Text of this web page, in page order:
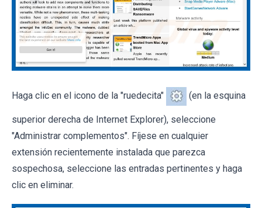
Haga clic en el icono de la "ruedecita" (en la esquina
superior derecha de Internet Explorer), seleccione
"Administrar complementos". Fíjese en cualquier
extensión recientemente instalada que parezca
sospechosa, seleccione las entradas pertinentes y haga
clic en eliminar.